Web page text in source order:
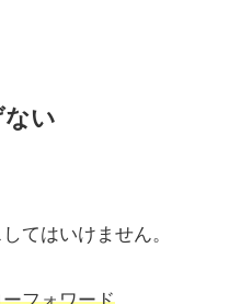
い
てはいけません。